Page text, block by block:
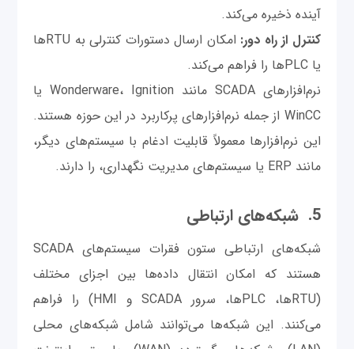
آینده ذخیره می‌کند.
کنترل از راه دور:
امکان ارسال دستورات کنترلی به RTUها
یا PLCها را فراهم می‌کند.
نرم‌افزارهای SCADA مانند Wonderware، Ignition یا
WinCC از جمله نرم‌افزارهای پرکاربرد در این حوزه هستند.
این نرم‌افزارها معمولاً قابلیت ادغام با سیستم‌های دیگر،
مانند ERP یا سیستم‌های مدیریت نگهداری، را دارند.
5. شبکه‌های ارتباطی
شبکه‌های ارتباطی ستون فقرات سیستم‌های SCADA
هستند که امکان انتقال داده‌ها بین اجزای مختلف
(RTUها، PLCها، سرور SCADA و HMI) را فراهم
می‌کنند. این شبکه‌ها می‌توانند شامل شبکه‌های محلی